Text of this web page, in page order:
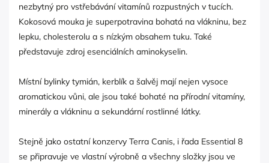
nezbytný pro vstřebávání vitamínů rozpustných v tucích.
Kokosová mouka je superpotravina bohatá na vlákninu, bez
lepku, cholesterolu a s nízkým obsahem tuku. Také
představuje zdroj esenciálních aminokyselin.
Místní bylinky tymián, kerblík a šalvěj mají nejen vysoce
aromatickou vůni, ale jsou také bohaté na přírodní vitamíny,
minerály a vlákninu a sekundární rostlinné látky.
Stejně jako ostatní konzervy Terra Canis, i řada Essential 8
se připravuje ve vlastní výrobně a všechny složky jsou ve